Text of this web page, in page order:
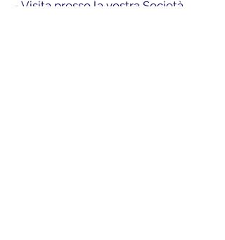
- Visita presso la vostra Società